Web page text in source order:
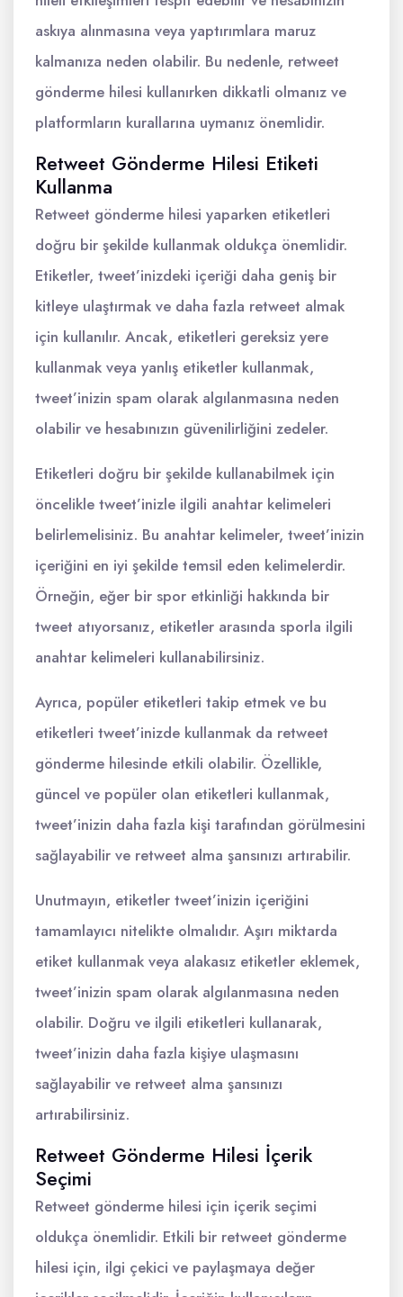
askıya alınmasına veya yaptırımlara maruz
kalmanıza neden olabilir. Bu nedenle, retweet
gönderme hilesi kullanırken dikkatli olmanız ve
platformların kurallarına uymanız önemlidir.
Retweet Gönderme Hilesi Etiketi
Kullanma
Retweet gönderme hilesi yaparken etiketleri
doğru bir şekilde kullanmak oldukça önemlidir.
Etiketler, tweet’inizdeki içeriği daha geniş bir
kitleye ulaştırmak ve daha fazla retweet almak
için kullanılır. Ancak, etiketleri gereksiz yere
kullanmak veya yanlış etiketler kullanmak,
tweet’inizin spam olarak algılanmasına neden
olabilir ve hesabınızın güvenilirliğini zedeler.
Etiketleri doğru bir şekilde kullanabilmek için
öncelikle tweet’inizle ilgili anahtar kelimeleri
belirlemelisiniz. Bu anahtar kelimeler, tweet’inizin
içeriğini en iyi şekilde temsil eden kelimelerdir.
Örneğin, eğer bir spor etkinliği hakkında bir
tweet atıyorsanız, etiketler arasında sporla ilgili
anahtar kelimeleri kullanabilirsiniz.
Ayrıca, popüler etiketleri takip etmek ve bu
etiketleri tweet’inizde kullanmak da retweet
gönderme hilesinde etkili olabilir. Özellikle,
güncel ve popüler olan etiketleri kullanmak,
tweet’inizin daha fazla kişi tarafından görülmesini
sağlayabilir ve retweet alma şansınızı artırabilir.
Unutmayın, etiketler tweet’inizin içeriğini
tamamlayıcı nitelikte olmalıdır. Aşırı miktarda
etiket kullanmak veya alakasız etiketler eklemek,
tweet’inizin spam olarak algılanmasına neden
olabilir. Doğru ve ilgili etiketleri kullanarak,
tweet’inizin daha fazla kişiye ulaşmasını
sağlayabilir ve retweet alma şansınızı
artırabilirsiniz.
Retweet Gönderme Hilesi İçerik
Seçimi
Retweet gönderme hilesi için içerik seçimi
oldukça önemlidir. Etkili bir retweet gönderme
hilesi için, ilgi çekici ve paylaşmaya değer